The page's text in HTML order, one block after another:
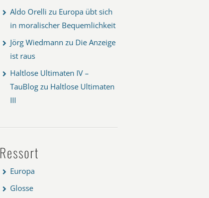
Aldo Orelli zu Europa übt sich
in moralischer Bequemlichkeit
Jörg Wiedmann zu Die Anzeige
ist raus
Haltlose Ultimaten IV –
TauBlog zu Haltlose Ultimaten
III
Ressort
Europa
Glosse